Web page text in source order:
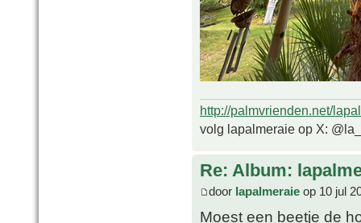
http://palmvrienden.net/
volg lapalmeraie op X:
Re: Album:
door lapalmeraie op 10 jul
Moest een beetje de